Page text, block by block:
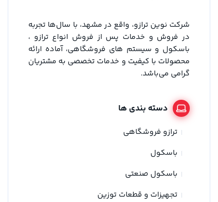
شرکت نوین ترازو، واقع در مشهد، با سال‌ها تجربه
در فروش و خدمات پس از فروش انواع ترازو ،
باسکول و سیستم های فروشگاهی، آماده ارائه
محصولات با کیفیت و خدمات تخصصی به مشتریان
گرامی می‌باشد.
دسته بندی ها
ترازو فروشگاهی
باسکول
باسکول صنعتی
تجهیزات و قطعات توزین